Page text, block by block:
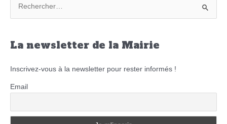
h
r
c
e
La newsletter de la Mairie
Inscrivez-vous à la newsletter pour rester informés !
Email